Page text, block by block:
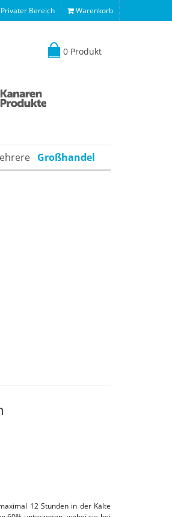
Privater Bereich Warenkorb
0 Produkt
Großhandel
12 Stunden in der Kälte